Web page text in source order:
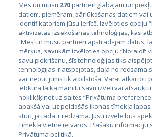
Valstis
Igaunija
Latvija
Lietuva
Mēs un mūsu 270partneri glabājam un
datiem, piemēram, pārlūkošanas datiem vai
identifikatoriem jūsu ierīcē. Izvēloties opciju
aktivizētas izsekošanas tehnoloģijas, kas
“Mēs un mūsu partneri apstrādājam datus,
mērķus, savukārt izvēloties opciju “Noraidīt
savu piekrišanu, šīs tehnoloģijas tiks
tehnoloģijas ir atspējotas, daļa no redzamā
var nebūt jums tik atbilstoša. Varat atkārtoti
jebkurā laikā mainītu savu izvēli vai
noklikšķinot uz saites “Privātuma
apakšā vai uz peldošās ikonas tīmekļa
stūrī, ja tāda ir redzama. Jūsu izvēle būs
Tīmekļa vietne ietvaros. Plašāku informāciju
Privātuma politikā.